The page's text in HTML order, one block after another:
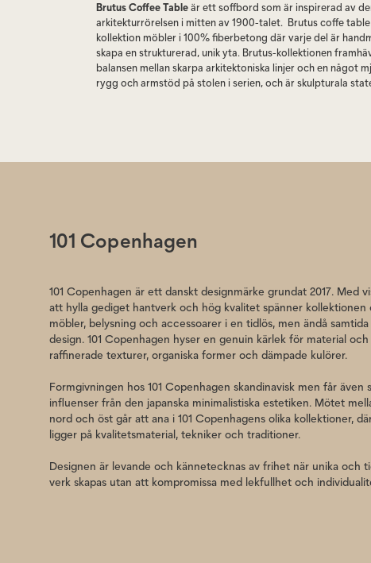
Brutus Coffee Tableär ett soffbord som är inspirerad av
arkitekturrörelsen i mitten av 1900-talet. Brutus coffe table
kollektion möbler i 100% fiberbetong där varje del är
skapa en strukturerad, unik yta. Brutus-kollektionen
balansen mellan skarpa arkitektoniska linjer och en något
rygg och armstöd på stolen i serien, och är skulpturala
101 Copenhagen
101 Copenhagen är ett danskt designmärke grundat 2017. Med
att hylla gediget hantverk och hög kvalitet spänner kollektionen
möbler, belysning och accessoarer i en tidlös, men ändå samtida
design. 101 Copenhagen hyser en genuin kärlek för material och
raffinerade texturer, organiska former och dämpade kulörer.
Formgivningen hos 101 Copenhagen skandinavisk men får även
influenser från den japanska minimalistiska estetiken. Mötet
nord och öst går att ana i 101 Copenhagens olika kollektioner,
ligger på kvalitetsmaterial, tekniker och traditioner.
Designen är levande och kännetecknas av frihet när unika och
verk skapas utan att kompromissa med lekfullhet och